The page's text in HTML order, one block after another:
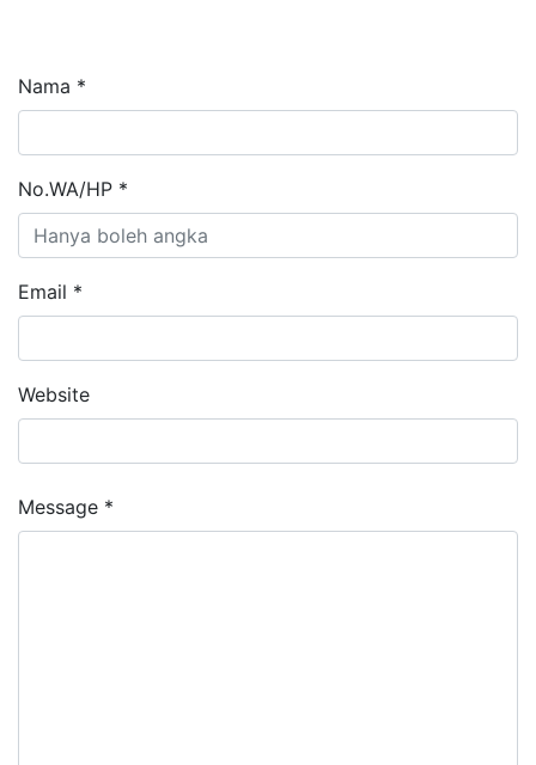
Nama *
No.WA/HP *
Email *
Website
Message *